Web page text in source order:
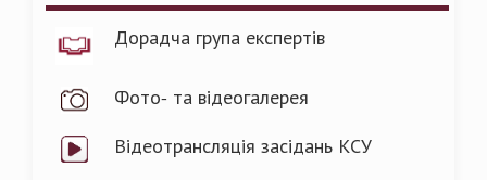
Дорадча група експертів
Фото- та відеогалерея
Відеотрансляція засідань КСУ